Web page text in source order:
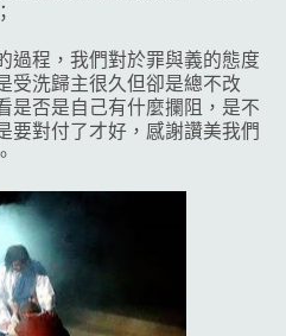
過程，我們對於罪與義的態度
受洗歸主很久但卻是總不改
是否是自己有什麼攔阻，是不
要對付了才好，感謝讚美我們